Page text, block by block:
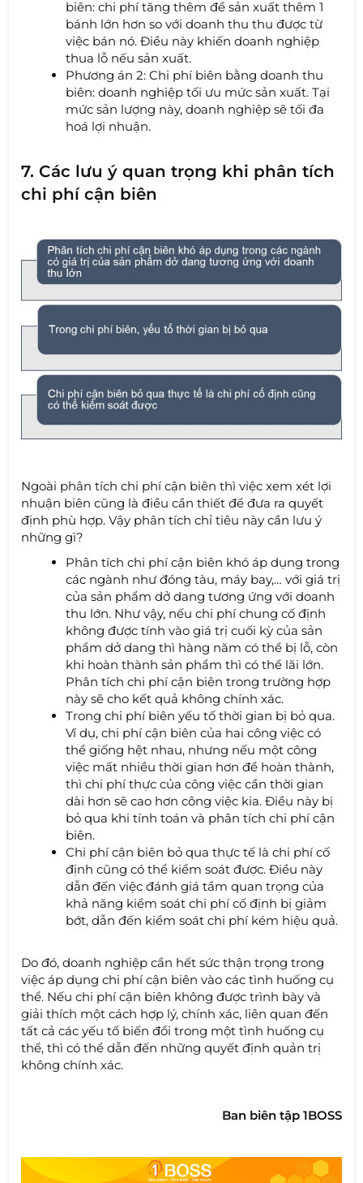
biên: chi phí tăng thêm để sản xuất thêm 1
bánh lớn hơn so với doanh thu thu được từ
việc bán nó. Điều này khiến doanh nghiệp
thua lỗ nếu sản xuất.
Phương án 2: Chi phí biên bằng doanh thu
biên: doanh nghiệp tối ưu mức sản xuất. Tại
mức sản lượng này, doanh nghiệp sẽ tối đa
hoá lợi nhuận.
7. Các lưu ý quan trọng khi phân tích
chi phí cận biên
Ngoài phân tích chi phí cận biên thì việc xem xét lợi
nhuận biên cũng là điều cần thiết để đưa ra quyết
định phù hợp. Vậy phân tích chỉ tiêu này cần lưu ý
những gì?
Phân tích chi phí cận biên khó áp dụng trong
các ngành như đóng tàu, máy bay,… với giá trị
của sản phẩm dở dang tương ứng với doanh
thu lớn. Như vậy, nếu chi phí chung cố định
không được tính vào giá trị cuối kỳ của sản
phẩm dở dang thì hàng năm có thể bị lỗ, còn
khi hoàn thành sản phẩm thì có thể lãi lớn.
Phân tích chi phí cận biên trong trường hợp
này sẽ cho kết quả không chính xác.
Trong chi phí biên yếu tố thời gian bị bỏ qua.
Ví dụ, chi phí cận biên của hai công việc có
thể giống hệt nhau, nhưng nếu một công
việc mất nhiều thời gian hơn để hoàn thành,
thì chi phí thực của công việc cần thời gian
dài hơn sẽ cao hơn công việc kia. Điều này bị
bỏ qua khi tính toán và phân tích chi phí cận
biên.
Chi phí cận biên bỏ qua thực tế là chi phí cố
định cũng có thể kiểm soát được. Điều này
dẫn đến việc đánh giá tầm quan trọng của
khả năng kiểm soát chi phí cố định bị giảm
bớt, dẫn đến kiểm soát chi phí kém hiệu quả.
Do đó, doanh nghiệp cần hết sức thận trọng trong
việc áp dụng chi phí cận biên vào các tình huống cụ
thể. Nếu chi phí cận biên không được trình bày và
giải thích một cách hợp lý, chính xác, liên quan đến
tất cả các yếu tố biến đổi trong một tình huống cụ
thể, thì có thể dẫn đến những quyết định quản trị
không chính xác.
Ban biên tập 1BOSS